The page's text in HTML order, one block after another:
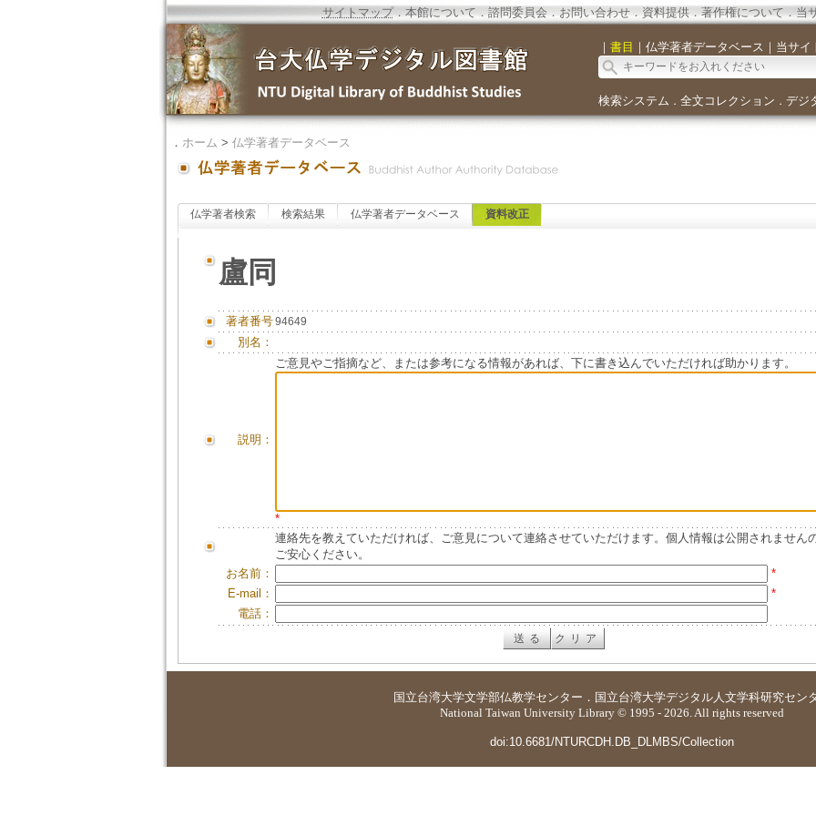
サイトマップ．本館について．諮問委員会． お問い合わせ． 資料提供．著作権について．当
｜ 書目 ｜ 仏学著者データベース ｜ 当サイ
検索システム ． 全文コレクション ． デジ
． ホーム > 仏学著者データベース
仏学著者検索 検索結果 仏学著者データベース 資料改正
盧同
著者番号94649
別名：
説明：
ご意見やご指摘など、または参考になる情報があれば、下に書き込んでいただければ助かります。
*
連絡先を教えていただければ、ご意見について連絡させていただけます。個人情報は公開されません
ご安心ください。
お名前：
*
E-mail：
*
電話：
国立台湾大学文学部仏教学センター ． 国立台湾大学デジタル人文学科研究セン
National Taiwan University Library © 1995 - 2026. All rights reserved
doi:10.6681/NTURCDH.DB_DLMBS/Collection